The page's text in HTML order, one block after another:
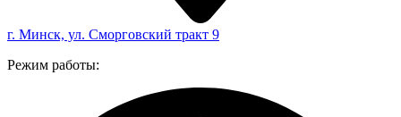
г. Минск, ул. Сморговский тракт 9
Режим работы: